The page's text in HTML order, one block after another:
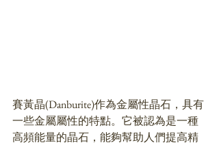
賽黃晶(Danburite)作為金屬性晶石，具有
一些金屬屬性的特點。它被認為是一種
高頻能量的晶石，能夠幫助人們提高精